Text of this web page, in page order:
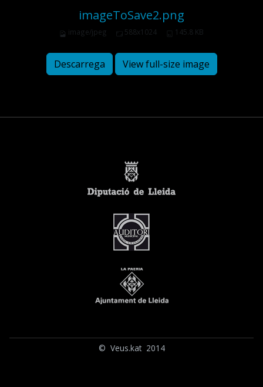
imageToSave2.png
image/jpeg 588x1024 145.8 KB
Descarrega View full-size image
© Veus.kat 2014